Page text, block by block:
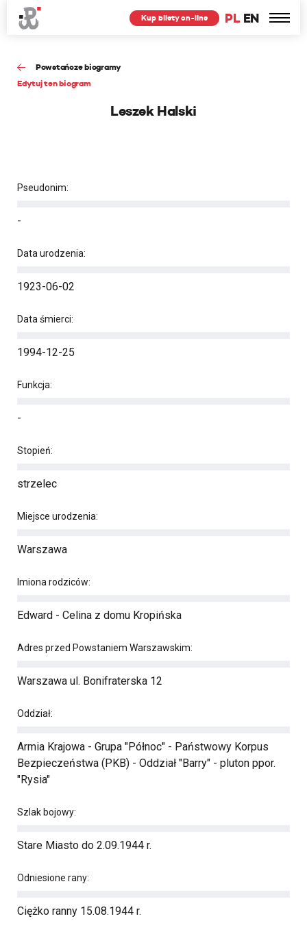
PL EN
Kup bilety on-line
Powstańcze biogramy
Edytuj ten biogram
Leszek Halski
Pseudonim:
-
Data urodzenia:
1923-06-02
Data śmierci:
1994-12-25
Funkcja:
-
Stopień:
strzelec
Miejsce urodzenia:
Warszawa
Imiona rodziców:
Edward - Celina z domu Kropińska
Adres przed Powstaniem Warszawskim:
Warszawa ul. Bonifraterska 12
Oddział:
Armia Krajowa - Grupa "Północ" - Państwowy Korpus
Bezpieczeństwa (PKB) - Oddział "Barry" - pluton ppor.
"Rysia"
Szlak bojowy:
Stare Miasto do 2.09.1944 r.
Odniesione rany:
Ciężko ranny 15.08.1944 r.